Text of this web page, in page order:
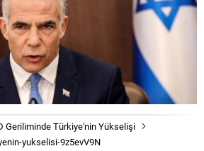
Geriliminde Türkiye'nin Yükselişi
yukselisi-9z5evV9N